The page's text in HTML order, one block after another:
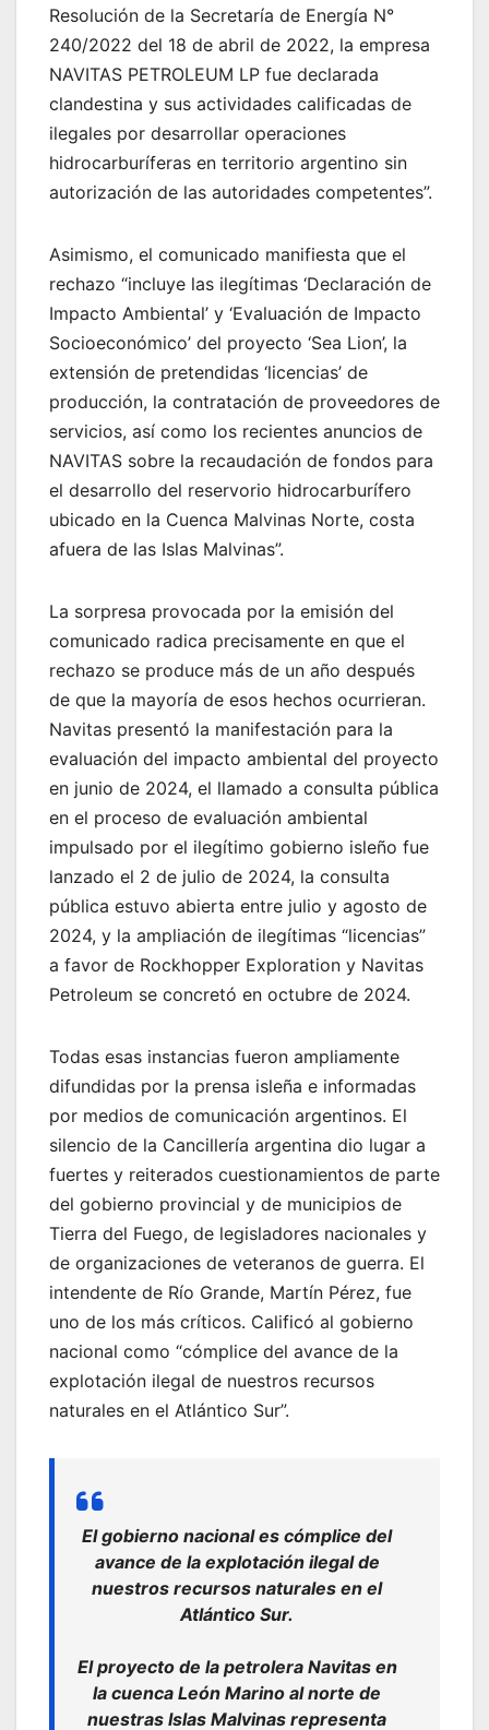
Resolución de la Secretaría de Energía N°
240/2022 del 18 de abril de 2022, la empresa
NAVITAS PETROLEUM LP fue declarada
clandestina y sus actividades calificadas de
ilegales por desarrollar operaciones
hidrocarburíferas en territorio argentino sin
autorización de las autoridades competentes”.
Asimismo, el comunicado manifiesta que el
rechazo “incluye las ilegítimas ‘Declaración de
Impacto Ambiental’ y ‘Evaluación de Impacto
Socioeconómico’ del proyecto ‘Sea Lion’, la
extensión de pretendidas ‘licencias’ de
producción, la contratación de proveedores de
servicios, así como los recientes anuncios de
NAVITAS sobre la recaudación de fondos para
el desarrollo del reservorio hidrocarburífero
ubicado en la Cuenca Malvinas Norte, costa
afuera de las Islas Malvinas”.
La sorpresa provocada por la emisión del
comunicado radica precisamente en que el
rechazo se produce más de un año después
de que la mayoría de esos hechos ocurrieran.
Navitas presentó la manifestación para la
evaluación del impacto ambiental del proyecto
en junio de 2024, el llamado a consulta pública
en el proceso de evaluación ambiental
impulsado por el ilegítimo gobierno isleño fue
lanzado el 2 de julio de 2024, la consulta
pública estuvo abierta entre julio y agosto de
2024, y la ampliación de ilegítimas “licencias”
a favor de Rockhopper Exploration y Navitas
Petroleum se concretó en octubre de 2024.
Todas esas instancias fueron ampliamente
difundidas por la prensa isleña e informadas
por medios de comunicación argentinos. El
silencio de la Cancillería argentina dio lugar a
fuertes y reiterados cuestionamientos de parte
del gobierno provincial y de municipios de
Tierra del Fuego, de legisladores nacionales y
de organizaciones de veteranos de guerra. El
intendente de Río Grande, Martín Pérez, fue
uno de los más críticos. Calificó al gobierno
nacional como “cómplice del avance de la
explotación ilegal de nuestros recursos
naturales en el Atlántico Sur”.
El gobierno nacional es cómplice del
avance de la explotación ilegal de
nuestros recursos naturales en el
Atlántico Sur.
El proyecto de la petrolera Navitas en
la cuenca León Marino al norte de
nuestras Islas Malvinas representa